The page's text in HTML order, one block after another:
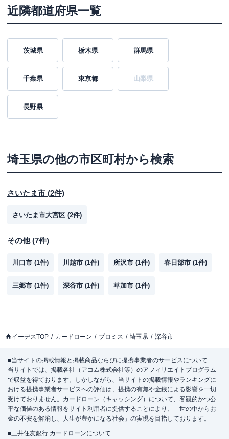
近隣都道府県一覧
茨城県 栃木県 群馬県
千葉県 東京都 山梨県
長野県
埼玉県の他の市区町村から検索
さいたま市 (2件)
さいたま市大宮区 (2件)
その他(7件)
川口市 (1件) 川越市 (1件) 所沢市 (1件) 春日部市 (1件)
三郷市 (1件) 深谷市 (1件) 草加市 (1件)
イーデスTOP カードローン プロミス 埼玉県 深谷市
■当サイトの掲載情報と掲載商品ならびに提携事業者のサービスについて
当サイトでは、掲載各社（アコム株式会社等）のアフィリエイトプログラム
で収益を得ております。しかしながら、当サイトの掲載情報やランキングに
おける提携事業者サービスへの評価は、提携の有無や金銭による影響を一切
受けておりません。カードローン（キャッシング）について、客観的かつ公
平な価値のある情報をサイト利用者に提供することにより、「世の中からお
金の不安を解消し、人生が豊かになる社会」の実現を目指しております。
■三井住友銀行 カードローンについて